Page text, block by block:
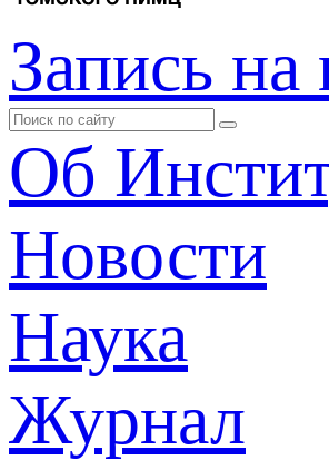
Запись
Об
Новости
Наука
Журнал